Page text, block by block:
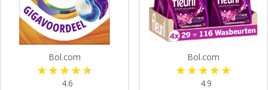
Bol.com
4.6
Bol.com
4.9